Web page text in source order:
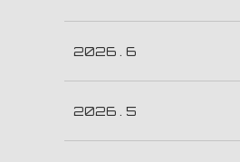
2026 . 6
2026 . 5